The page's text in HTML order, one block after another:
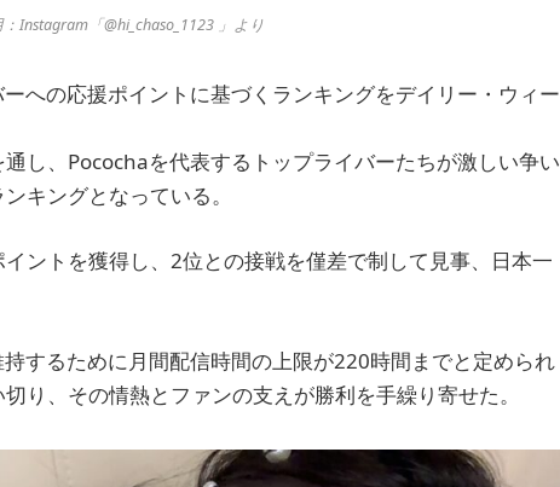
Instagram「@hi_chaso_1123 」より
への応援ポイントに基づくランキングをデイリー・ウィー
し、Pocochaを代表するトップライバーたちが激しい争い
キングとなっている。
ントを獲得し、2位との接戦を僅差で制して見事、日本一
するために月間配信時間の上限が220時間までと定められ
り、その情熱とファンの支えが勝利を手繰り寄せた。